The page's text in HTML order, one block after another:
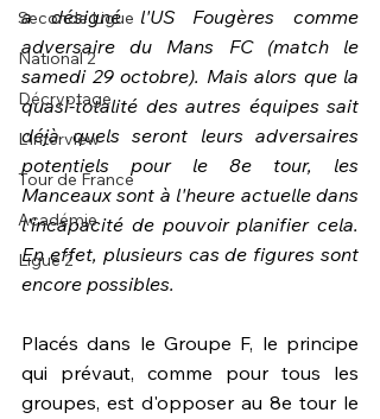
Seconde Ligue
National 2
Décryptage
L'interview
Tour de France
Académie
Ligue 2
a désigné l'US Fougères comme
adversaire du Mans FC (match le
samedi 29 octobre). Mais alors que la
quasi-totalité des autres équipes sait
déjà quels seront leurs adversaires
potentiels pour le 8e tour, les
Manceaux sont à l'heure actuelle dans
l'incapacité de pouvoir planifier cela.
En effet, plusieurs cas de figures sont
encore possibles.
Placés dans le Groupe F, le principe
qui prévaut, comme pour tous les
groupes, est d'opposer au 8e tour le